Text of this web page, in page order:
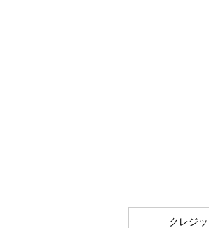
クレジ